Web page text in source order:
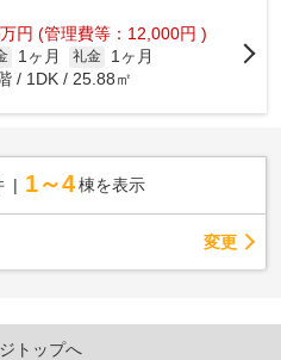
万円 (管理費等：12,000円 )
1ヶ月 礼金
1ヶ月
/ 1DK / 25.88㎡
1～4 棟を表示
変更
トップへ